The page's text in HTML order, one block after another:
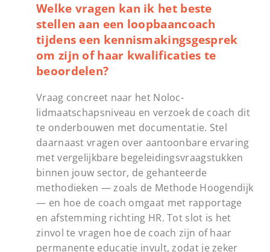
Welke vragen kan ik het beste
stellen aan een loopbaancoach
tijdens een kennismakingsgesprek
om zijn of haar kwalificaties te
beoordelen?
Vraag concreet naar het Noloc-
lidmaatschapsniveau en verzoek de coach dit
te onderbouwen met documentatie. Stel
daarnaast vragen over aantoonbare ervaring
met vergelijkbare begeleidingsvraagstukken
binnen jouw sector, de gehanteerde
methodieken — zoals de Methode Hoogendijk
— en hoe de coach omgaat met rapportage
en afstemming richting HR. Tot slot is het
zinvol te vragen hoe de coach zijn of haar
permanente educatie invult, zodat je zeker